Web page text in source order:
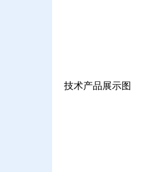
技术产品展示图